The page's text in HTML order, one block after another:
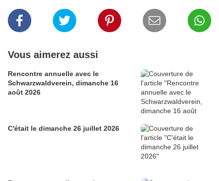
Vous aimerez aussi
Rencontre annuelle avec le
Schwarzwaldverein, dimanche 16
août 2026
C'était le dimanche 26 juillet 2026